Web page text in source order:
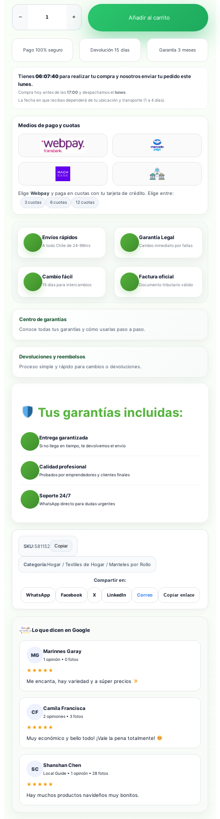
− + Añadir al carrito
Pago 100% seguro Devolución 15 días Garantía 3 meses
Tienes06:07:38para realizar tu compra y nosotros enviar tu pedido este
lunes.
Compra hoy antes de las 17:00 y despachamos el lunes
La fecha en que recibas dependerá de tu ubicación y transporte (1 a 4 días).
Medios de pago y cuotas
Elige Webpay y paga en cuotas con tu tarjeta de crédito. Elige entre:
3 cuotas 6 cuotas 12 cuotas
Envíos rápidos
A todo Chile de 24-96hrs
Garantía Legal
Cambio inmediato por fallas
Cambio fácil
15 días para intercambios
Factura oficial
Documento tributario válido
Centro de garantías
Conoce todas tus garantías y cómo usarlas paso a paso.
Devoluciones y reembolsos
Proceso simple y rápido para cambios o devoluciones.
Tus garantías incluidas:
Entrega garantizada
Si no llega en tiempo, te devolvemos el envío
Calidad profesional
Probados por emprendedores y clientes finales
Soporte 24/7
WhatsApp directo para dudas urgentes
SKU:581152 Copiar
Categoría:Hogar / Textiles de Hogar / Manteles por Rollo
Compartir en:
WhatsApp Facebook X LinkedIn Correo Copiar enlace
Lo que dicen en Google
MG
Marinnes Garay
1 opinión • 0 fotos
★★★★★
Me encanta, hay variedad y a súper precios
CF
Camila Francisca
2 opiniones • 3 fotos
★★★★★
Muy económico y bello todo! ¡Vale la pena totalmente!
SC
Shanshan Chen
Local Guide • 1 opinión • 28 fotos
★★★★★
Hay muchos productos navideños muy bonitos.